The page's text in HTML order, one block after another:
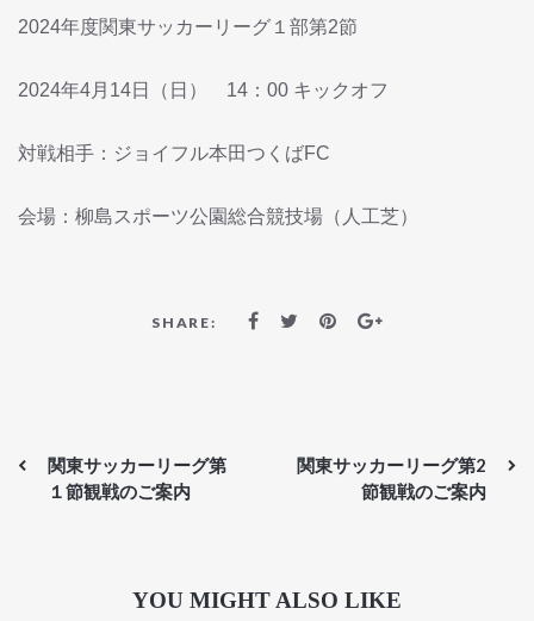
2024年度関東サッカーリーグ１部第2節
2024年4月14日（日） 14：00 キックオフ
対戦相手：ジョイフル本田つくばFC
会場：柳島スポーツ公園総合競技場（人工芝）
SHARE:
関東サッカーリーグ第
１節観戦のご案内
関東サッカーリーグ第2
節観戦のご案内
YOU MIGHT ALSO LIKE